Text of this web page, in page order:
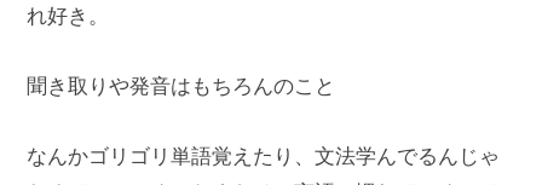
れ好き。
聞き取りや発音はもちろんのこと
なんかゴリゴリ単語覚えたり、文法学んでるんじゃ